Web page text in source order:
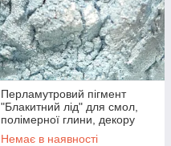
Перламутровий пігмент
"Блакитний лід" для смол,
полімерної глини, декору
будь-якого виду 25 мл
Немає в наявності